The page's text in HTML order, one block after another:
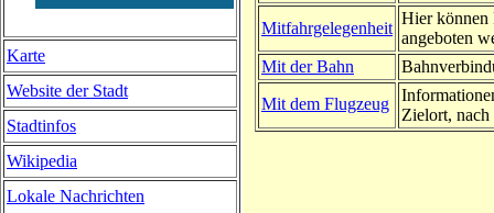
Mitfahrgelegenheit
Hier können
angeboten
Mit der Bahn
Mit dem Flugzeug
Zielort, nach
Karte
Website der Stadt
Stadtinfos
Wikipedia
Lokale Nachrichten